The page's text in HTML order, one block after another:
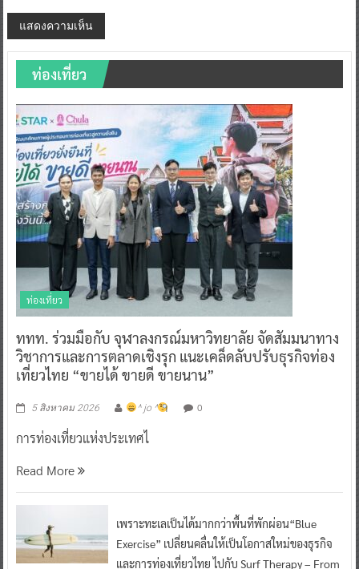
ท่องเที่ยว
ท่องเที่ยว
ททท. ร่วมมือกับ จุฬาลงกรณ์มหาวิทยาลัย จัดสัมมนาทาง
วิชาการและการตลาดเชิงรุก แนะเคล็ดลับปรับธุรกิจท่อง
เที่ยวไทย “ขายได้ ขายดี ขายนาน”
5 สิงหาคม 2026 ^ jo ^ 0
การท่องเที่ยวแห่งประเทศไ
Read More
เพราะทะเลเป็นได้มากกว่าพื้นที่พักผ่อน“Blue
Exercise” เปลี่ยนคลื่นให้เป็นโอกาสใหม่ของธุรกิจ
และการท่องเที่ยวไทย ไปกับ Surf Therapy – From